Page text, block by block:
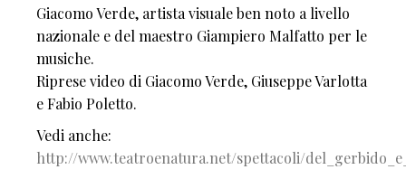
Giacomo Verde, artista visuale ben noto a livello
nazionale e del maestro Giampiero Malfatto per le
musiche.
Riprese video di Giacomo Verde, Giuseppe Varlotta
e Fabio Poletto.
Vedi anche:
http://www.teatroenatura.net/spettacoli/